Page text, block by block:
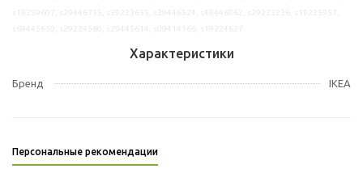
Характеристики
Бренд IKEA
Персональные рекомендации